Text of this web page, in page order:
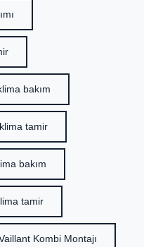
bakım
tamir
bakım
tamir
Kombi Montajı